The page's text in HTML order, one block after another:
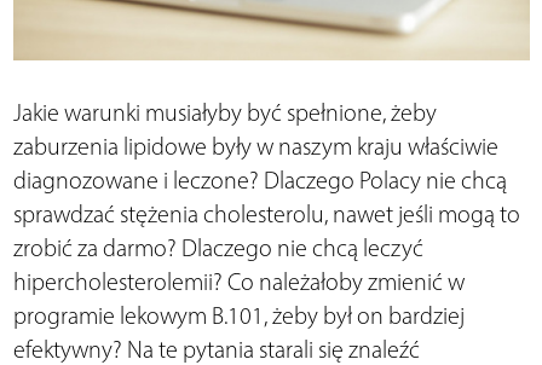
Jakie warunki musiałyby być spełnione, żeby
zaburzenia lipidowe były w naszym kraju właściwie
diagnozowane i leczone? Dlaczego Polacy nie chcą
sprawdzać stężenia cholesterolu, nawet jeśli mogą to
zrobić za darmo? Dlaczego nie chcą leczyć
hipercholesterolemii? Co należałoby zmienić w
programie lekowym B.101, żeby był on bardziej
efektywny? Na te pytania starali się znaleźć